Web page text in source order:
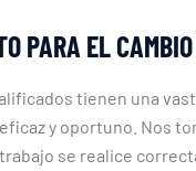
PARA EL
tienen una
y oportuno. Nos
se realice